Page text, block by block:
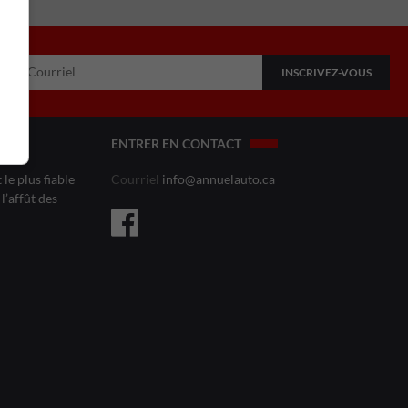
le plus fiable
des
ENTRER EN CONTACT
Courriel info@annuelauto.ca